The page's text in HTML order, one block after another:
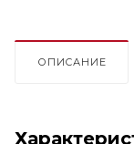
прямоугольные
столыОПИСАНИЕ